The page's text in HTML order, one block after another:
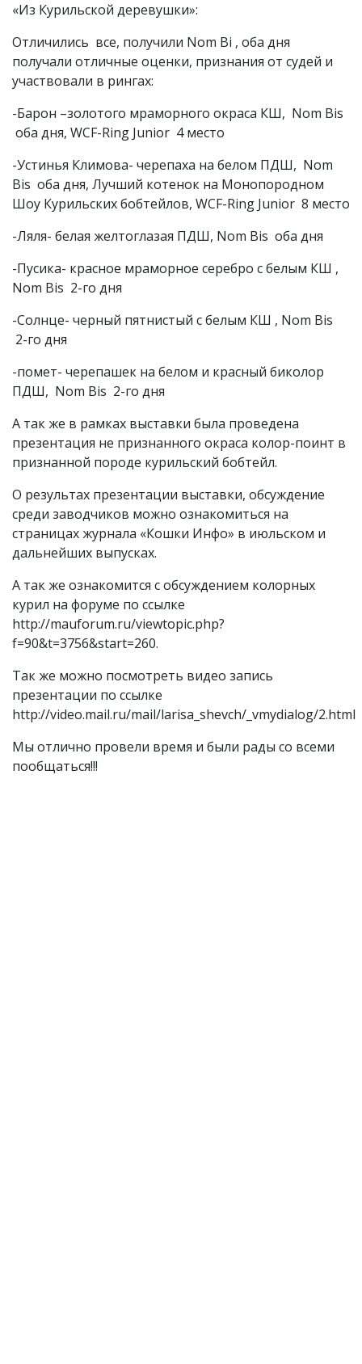
«Из Курильской деревушки»:
Отличились все, получили Nom Bi , оба дня
получали отличные оценки, признания от судей и
участвовали в рингах:
-Барон –золотого мраморного окраса КШ, Nom Bis
оба дня, WCF-Ring Junior 4 место
-Устинья Климова- черепаха на белом ПДШ, Nom
Bis оба дня, Лучший котенок на Монопородном
Шоу Курильских бобтейлов, WCF-Ring Junior 8 место
-Ляля- белая желтоглазая ПДШ, Nom Bis оба дня
-Пусика- красное мраморное серебро с белым КШ ,
Nom Bis 2-го дня
-Солнце- черный пятнистый с белым КШ , Nom Bis
2-го дня
-помет- черепашек на белом и красный биколор
ПДШ, Nom Bis 2-го дня
А так же в рамках выставки была проведена
презентация не признанного окраса колор-поинт в
признанной породе курильский бобтейл.
О результах презентации выставки, обсуждение
среди заводчиков можно ознакомиться на
страницах журнала «Кошки Инфо» в июльском и
дальнейших выпусках.
А так же ознакомится с обсуждением колорных
курил на форуме по ссылке
http://mauforum.ru/viewtopic.php?
f=90&t=3756&start=260.
Так же можно посмотреть видео запись
презентации по ссылке
http://video.mail.ru/mail/larisa_shevch/_vmydialog/2.html
Мы отлично провели время и были рады со всеми
пообщаться!!!